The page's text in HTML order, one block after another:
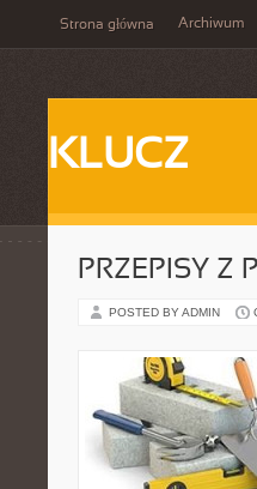
Strona główna Archiwum
KLUCZ
PRZEPISY Z
POSTED BY ADMIN